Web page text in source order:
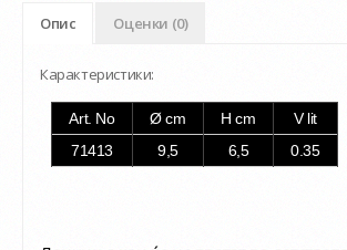
Опис Оценки (0)
Карактеристики:
Art. No Ø cm H cm
V lit
71413
9,5 6,5 0.35